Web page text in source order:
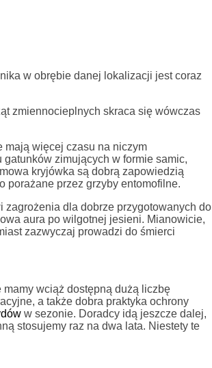
w obrębie danej lokalizacji jest coraz
zmiennocieplnych skraca się wówczas
mają więcej czasu na niczym
gatunków zimujących w formie samic,
kryjówka są dobrą zapowiedzią
porażane przez grzyby entomofilne.
zagrożenia dla dobrze przygotowanych do
aura po wilgotnej jesieni. Mianowicie,
zazwyczaj prowadzi do śmierci
wciąż dostępną dużą liczbę
a także dobra praktyka ochrony
w sezonie. Doradcy idą jeszcze dalej,
stosujemy raz na dwa lata. Niestety te